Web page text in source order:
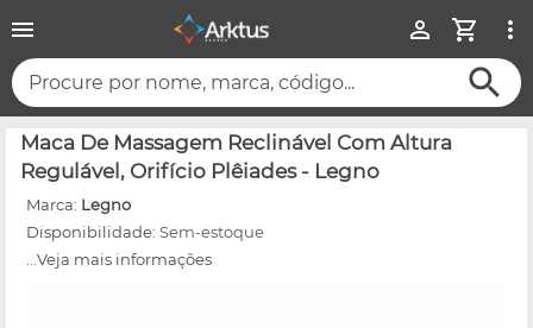
Procure por nome, marca, código...
Maca De Massagem Reclinável Com Altura
Regulável, Orifício Plêiades - Legno
Marca: Legno
Disponibilidade: Sem-estoque
...Veja mais informações